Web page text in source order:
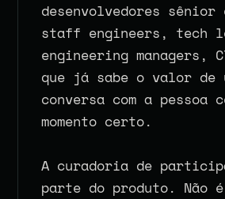
desenvolvedores sênior
staff engineers, tech
engineering managers,
que já sabe o valor de
conversa com a pessoa
momento certo.
A curadoria de
parte do produto. Não